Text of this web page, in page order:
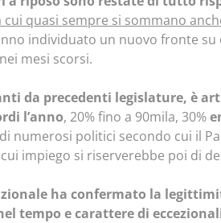
cui quasi sempre si sommano
individuato un nuovo fronte su
mesi scorsi.
da precedenti legislature, è
l’anno, 20% fino a 90mila, 30%
numerosi politici secondo cui il
impiego si riserverebbe poi di
ha confermato la
tempo e carattere di